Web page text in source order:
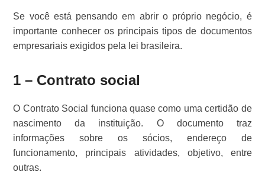
Se você está pensando em abrir o próprio negócio, é
importante conhecer os principais tipos de documentos
empresariais exigidos pela lei brasileira.
1 – Contrato social
O Contrato Social funciona quase como uma certidão de
nascimento da instituição. O documento traz
informações sobre os sócios, endereço de
funcionamento, principais atividades, objetivo, entre
outras.